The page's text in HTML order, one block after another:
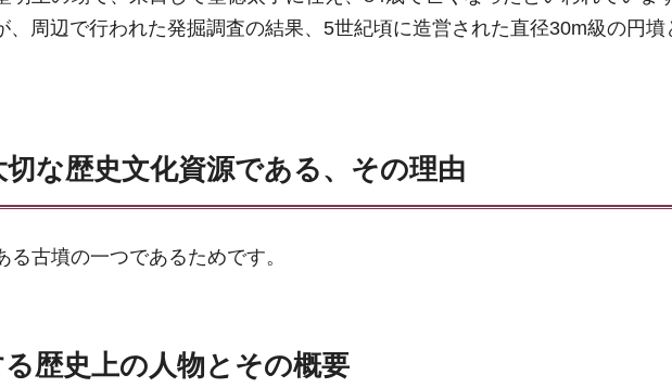
、周辺で行われた発掘調査の結果、5世紀頃に造営された直径30m級の円墳
な歴史文化資源である、その理由
古墳の一つであるためです。
歴史上の人物とその概要